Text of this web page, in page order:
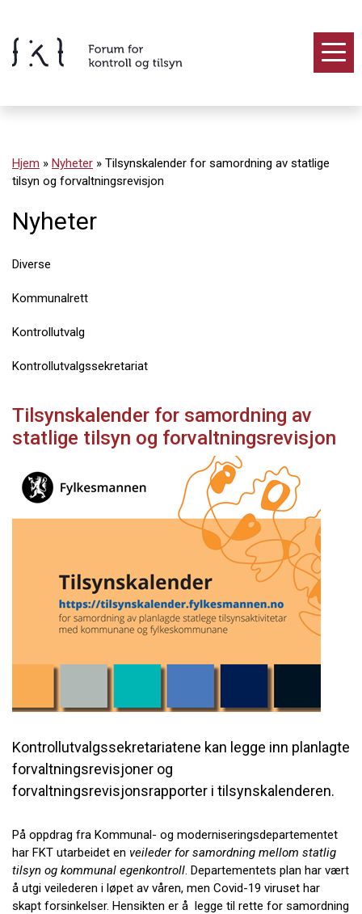
innholdet
Hjem » Nyheter » Tilsynskalender for samordning av statlige
tilsyn og forvaltningsrevisjon
Nyheter
Diverse
Kommunalrett
Kontrollutvalg
Kontrollutvalgssekretariat
Tilsynskalender for samordning av
statlige tilsyn og forvaltningsrevisjon
Kontrollutvalgssekretariatene kan legge inn planlagte
forvaltningsrevisjoner og
forvaltningsrevisjonsrapporter i tilsynskalenderen.
På oppdrag fra Kommunal- og moderniseringsdepartementet
har FKT utarbeidet en veileder for samordning mellom statlig
tilsyn og kommunal egenkontroll. Departementets plan har vært
å utgi veilederen i løpet av våren, men Covid-19 viruset har
skapt forsinkelser. Hensikten er å legge til rette for samordning